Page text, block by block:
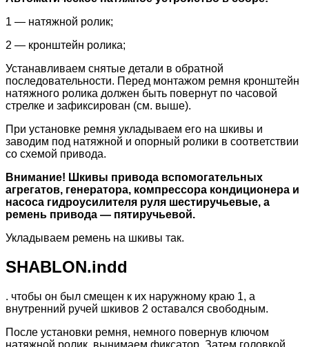
1 — натяжной ролик;
2 — кронштейн ролика;
Устанавливаем снятые детали в обратной
последовательности. Перед монтажом ремня кронштейн
натяжного ролика должен быть повернут по часовой
стрелке и зафиксирован (см. выше).
При установке ремня укладываем его на шкивы и
заводим под натяжной и опорный ролики в соответствии
со схемой привода.
Внимание! Шкивы привода вспомогательных
агрегатов, генератора, компрессора кондиционера и
насоса гидроусилителя руля шестиручьевые, а
ремень привода — пятиручьевой.
Укладываем ремень на шкивы так.
SHABLON.indd
. чтобы он был смещен к их наружному краю 1, а
внутренний ручей шкивов 2 оставался свободным.
После установки ремня, немного повернув ключом